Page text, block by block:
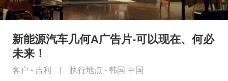
新能源汽车几何A广告片-可以现在、何必
未来！
客户 - 吉利 执行地点 - 韩国 中国